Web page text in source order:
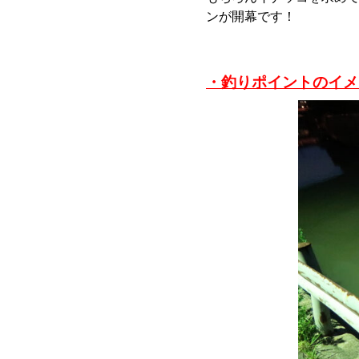
ンが開幕です！
・釣りポイントのイ